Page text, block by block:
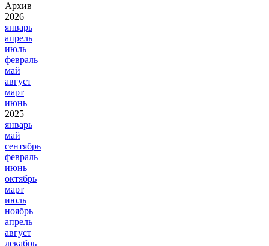
Архив
2026
январь
апрель
июль
февраль
май
август
март
июнь
2025
январь
май
сентябрь
февраль
июнь
октябрь
март
июль
ноябрь
апрель
август
декабрь